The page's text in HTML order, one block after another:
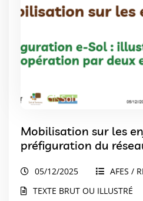
Mobilisation sur les
préfiguration du
05/12/2025
AFES /
TEXTE BRUT OU ILLUSTRÉ